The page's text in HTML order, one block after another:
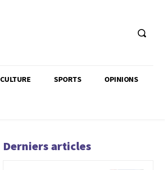
CULTURE SPORTS OPINIONS
Derniers articles